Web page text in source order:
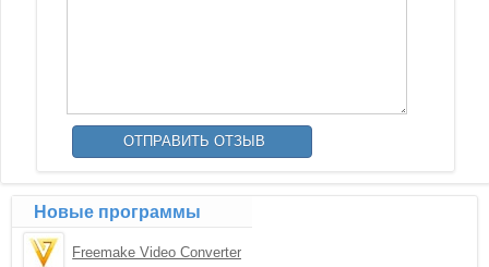
Новые программы
Freemake Video Converter